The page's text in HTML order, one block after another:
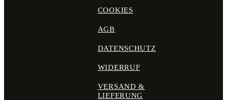
COOKIES
AGB
DATENSCHUTZ
WIDERRUF
VERSAND &
LIEFERUNG